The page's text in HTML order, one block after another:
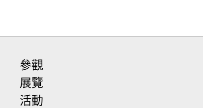
參觀
展覽
活動